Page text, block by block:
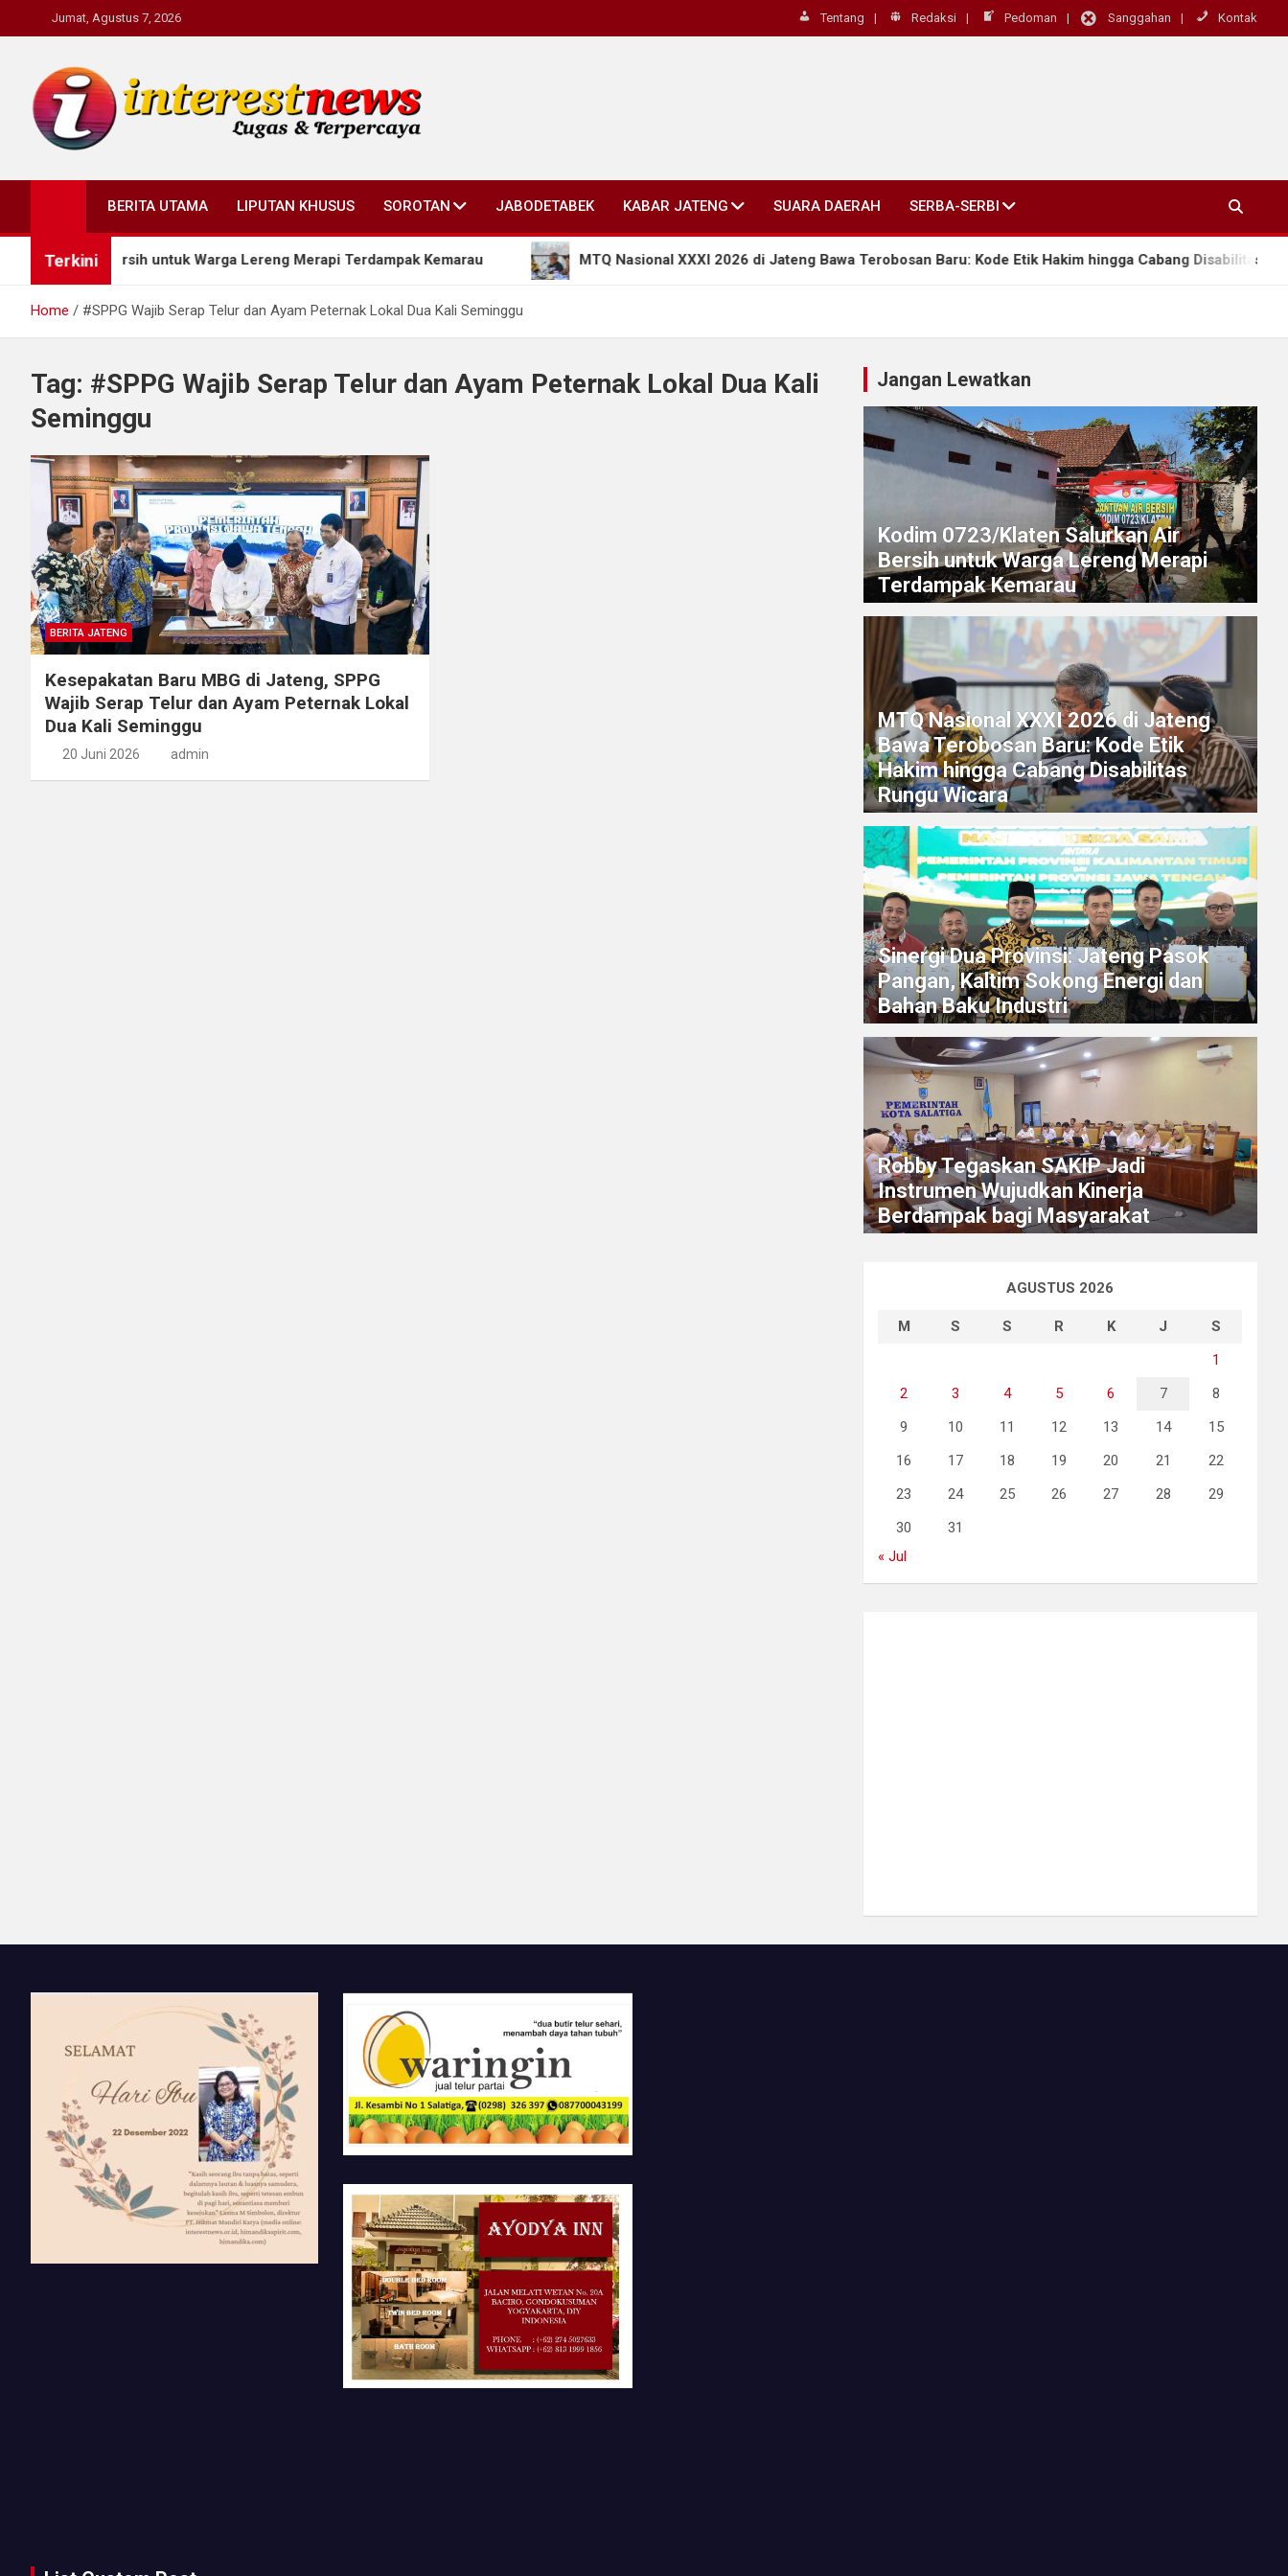
to
Jumat, Agustus 7, 2026 Tentang Redaksi Pedoman Sanggahan Kontak
Interestnews.or.id
BERITA UTAMA LIPUTAN KHUSUS SOROTAN JABODETABEK KABAR JATENG SUARA DAERAH SERBA-SERBI
Terkini
Air Bersih untuk Warga Lereng Merapi Terdampak Kemarau MTQ Nasional XXXI 2026 di Jateng Bawa Terobosan Baru: Kode Etik Hakim hingga Cabang Disabilitas Rungu
Home #SPPG Wajib Serap Telur dan Ayam Peternak Lokal Dua Kali Seminggu
Tag: #SPPG Wajib Serap Telur dan Ayam Peternak Lokal Dua Kali
Seminggu
BERITA JATENG
Kesepakatan Baru MBG di Jateng, SPPG
Wajib Serap Telur dan Ayam Peternak Lokal
Dua Kali Seminggu
20 Juni 2026 admin
Jangan Lewatkan
Kodim 0723/Klaten Salurkan Air
Bersih untuk Warga Lereng Merapi
Terdampak Kemarau
MTQ Nasional XXXI 2026 di Jateng
Bawa Terobosan Baru: Kode Etik
Hakim hingga Cabang Disabilitas
Rungu Wicara
Sinergi Dua Provinsi: Jateng Pasok
Pangan, Kaltim Sokong Energi dan
Bahan Baku Industri
Robby Tegaskan SAKIP Jadi
Instrumen Wujudkan Kinerja
Berdampak bagi Masyarakat
AGUSTUS 2026
M S S R K J
S
1
2
3 4 5 6 7
8
9
10 11 12 13 14
15
16
17 18 19 20 21
22
23
24 25 26 27 28
29
30
31
« Jul